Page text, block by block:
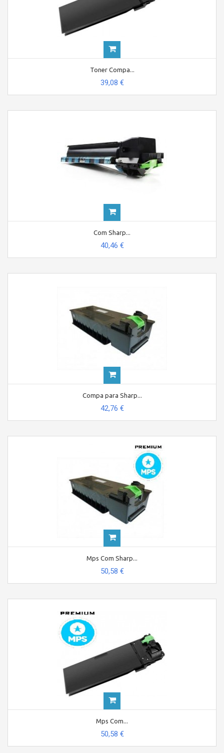
Toner Compa...
39,08 €
Com Sharp...
40,46 €
Compa para Sharp...
42,76 €
Mps Com Sharp...
50,58 €
Mps Com...
50,58 €